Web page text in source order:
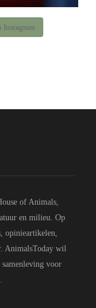
Instagram
of Animals,
en milieu. Op
opinieartikelen,
AnimalsToday wil
samenleving voor